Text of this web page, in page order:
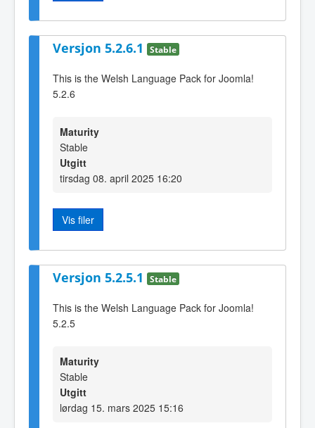
Versjon 5.2.6.1 Stable
This is the Welsh Language Pack for Joomla!
5.2.6
Maturity
Stable
Utgitt
tirsdag 08. april 2025 16:20
Vis filer
Versjon 5.2.5.1 Stable
This is the Welsh Language Pack for Joomla!
5.2.5
Maturity
Stable
Utgitt
lørdag 15. mars 2025 15:16